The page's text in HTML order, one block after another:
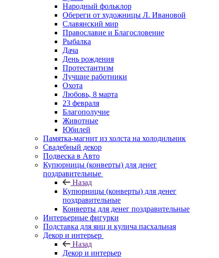
Народный фольклор
Обереги от художницы Л. Ивановой
Славянский мир
Православие и Благословение
Рыбалка
Дача
День рождения
Протестантизм
Лучшие работники
Охота
Любовь, 8 марта
23 февраля
Благополучие
Животные
Юбилей
Памятка-магнит из холста на холодильник
Свадебный декор
Подвеска в Авто
Купюрницы (конверты) для денег
поздравительные
Назад
Купюрницы (конверты) для денег
поздравительные
Конверты для денег поздравительные
Интерьерные фигурки
Подставка для яиц и кулича пасхальная
Декор и интерьер
Назад
Декор и интерьер